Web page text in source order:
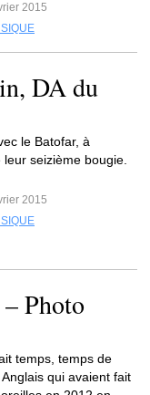
2015
DA du
le Batofar, à
seizième bougie.
2015
Photo
temps, temps de
qui avaient fait